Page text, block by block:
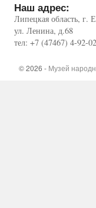
Наш адрес:
Липецкая область, г.
ул. Ленина, д.68
тел: +7 (47467) 4-92-02
© 2026 - Музей